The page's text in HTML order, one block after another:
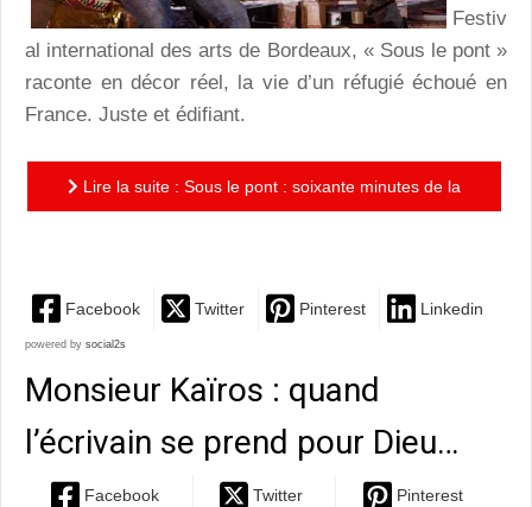
Festiv
al international des arts de Bordeaux, « Sous le pont »
raconte en décor réel, la vie d’un réfugié échoué en
France. Juste et édifiant.
Lire la suite : Sous le pont : soixante minutes de la
Facebook Twitter Pinterest Linkedin
powered by social2s
Monsieur Kaïros : quand
l’écrivain se prend pour Dieu…
Facebook Twitter Pinterest